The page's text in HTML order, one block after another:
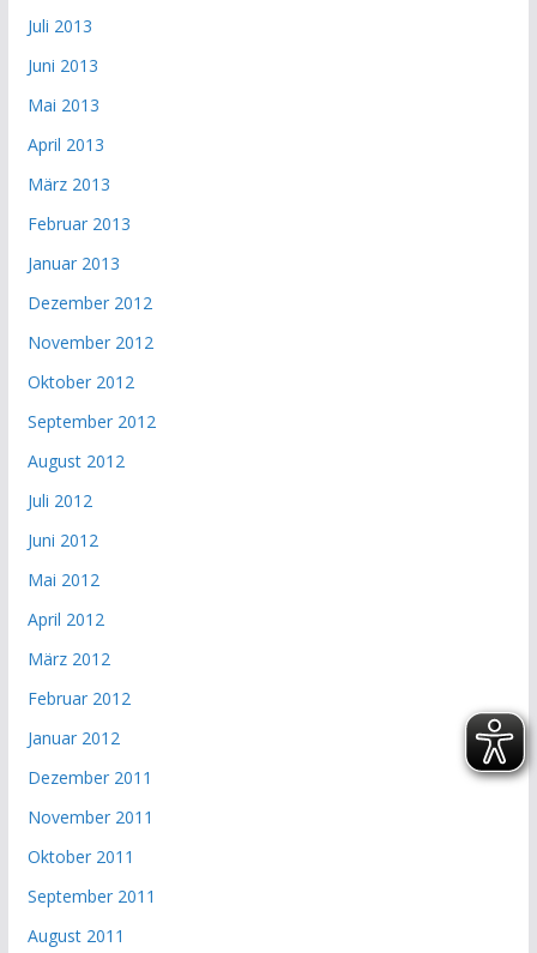
Juli 2013
Juni 2013
Mai 2013
April 2013
März 2013
Februar 2013
Januar 2013
Dezember 2012
November 2012
Oktober 2012
September 2012
August 2012
Juli 2012
Juni 2012
Mai 2012
April 2012
März 2012
Februar 2012
Januar 2012
Dezember 2011
November 2011
Oktober 2011
September 2011
August 2011